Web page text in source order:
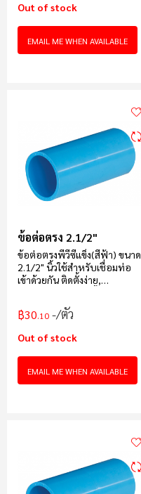
Out of stock
EMAIL ME WHEN AVAILABLE
ข้อต่อตรง 2.1/2"
ข้อต่อตรงพีวีซีแข็ง(สีฟ้า) ขนาด
2.1/2" นิ้วใช้สำหรับเชื่อมท่อ
เข้าด้วยกัน ติดตั้งง่าย,
บรรจุ 30 ตัว/กล่อง
฿30.10 /ตัว
Out of stock
EMAIL ME WHEN AVAILABLE